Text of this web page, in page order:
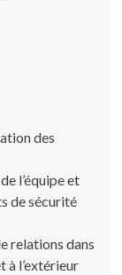
des
l’équipe et
de sécurité
relations dans
à l’extérieur